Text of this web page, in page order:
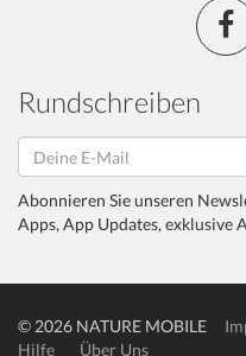
Rundschreiben
Abonnieren Sie unseren
Apps, App Updates, exklusive
© 2026 NATURE MOBILE
Hilfe
Über Uns